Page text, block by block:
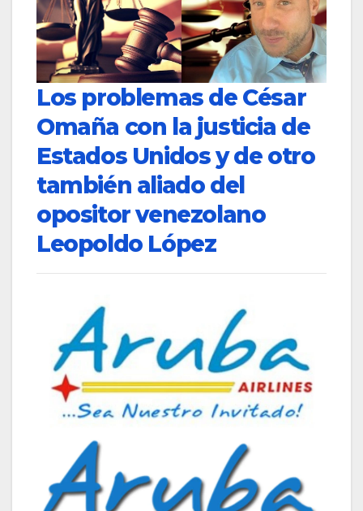
Los problemas de César
Omaña con la justicia de
Estados Unidos y de otro
también aliado del
opositor venezolano
Leopoldo López